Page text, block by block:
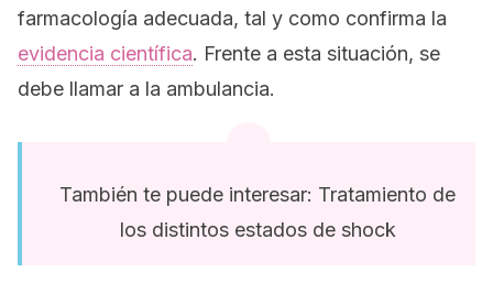
farmacología adecuada, tal y como confirma la
evidencia científica. Frente a esta situación, se
debe llamar a la ambulancia.
También te puede interesar: Tratamiento de
los distintos estados de shock